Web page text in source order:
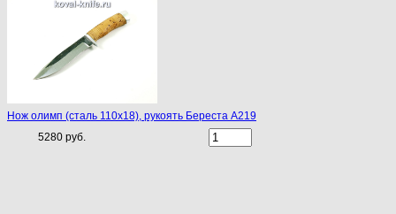
Нож олимп (сталь 110х18), рукоять Береста A219
5280 руб.